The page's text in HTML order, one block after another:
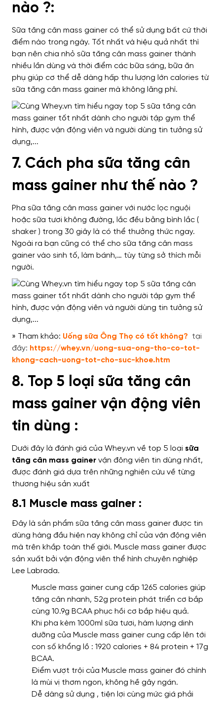
nào ?:
Sữa tăng cân mass gainer có thể sử dụng bất cứ thời
điểm nào trong ngày. Tốt nhất và hiệu quả nhất thì
bạn nên chia nhỏ sữa tăng cân mass gainer thành
nhiều lần dùng và thời điểm các bữa sáng, bữa ăn
phụ giúp cơ thể dễ dàng hấp thu lượng lớn calories từ
sữa tăng cân mass gainer mà không lãng phí.
7. Cách pha sữa tăng cân
mass gainer như thế nào ?
Pha sữa tăng cân mass gainer với nước lọc nguội
hoặc sữa tươi không đường, lắc đều bằng bình lắc (
shaker ) trong 30 giây là có thể thưởng thức ngay.
Ngoài ra bạn cũng có thể cho sữa tăng cân mass
gainer vào sinh tố, làm bánh,… tùy từng sở thích mỗi
người.
» Tham khảo: Uống sữa Ông Thọ có tốt không? tại
đây: https://whey.vn/uong-sua-ong-tho-co-tot-
khong-cach-uong-tot-cho-suc-khoe.htm
8. Top 5 loại sữa tăng cân
mass gainer vận động viên
tin dùng :
Dưới đây là đánh giá của Whey.vn về top 5 loại sữa
tăng cân mass gainer vận đông viên tin dùng nhất,
được đánh giá dựa trên những nghiên cứu về từng
thương hiệu sản xuất
8.1 Muscle mass gainer :
Đây là sản phẩm sữa tăng cân mass gainer được tin
dùng hàng đầu hiện nay không chỉ của vận động viên
mà trên khắp toàn thế giới. Muscle mass gainer được
sản xuất bởi vận động viên thể hình chuyên nghiệp
Lee Labrada.
Muscle mass gainer cung cấp 1265 calories giúp
tăng cân nhanh, 52g protein phát triển cơ bắp
cùng 10.9g BCAA phục hồi cơ bắp hiệu quả.
Khi pha kèm 1000ml sữa tươi, hàm lượng dinh
dưỡng của Muscle mass gainer cung cấp lên tới
con số khổng lồ : 1920 calories + 84 protein + 17g
BCAA.
Điểm vượt trội của Muscle mass gainer đó chính
là mùi vị thơm ngon, không hề gây ngán.
Dễ dàng sử dụng , tiện lợi cùng mức giá phải